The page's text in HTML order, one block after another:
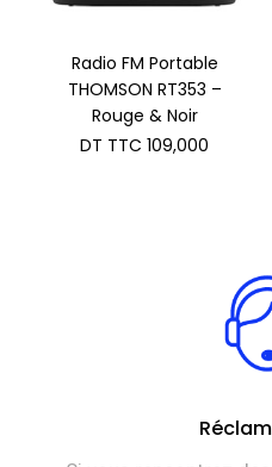
Radio FM Portable
THOMSON RT353 –
Rouge & Noir
DT TTC 109,000